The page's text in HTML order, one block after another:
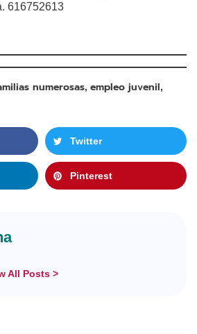
616752613
numerosas, empleo juvenil,
Twitter
Pinterest
All Posts >